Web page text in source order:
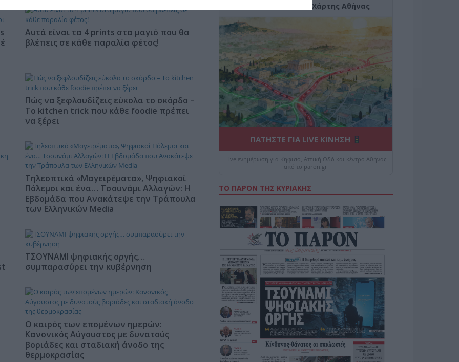
Αυτά είναι τα 4 prints στα μαγιό που θα
βλέπεις σε κάθε παραλία φέτος!
Πώς να ξεφλουδίζεις εύκολα το σκόρδο –
Το kitchen trick που κάθε foodie πρέπει
να ξέρει
Τηλεοπτικά «Μαγειρέματα», Ψηφιακοί
Πόλεμοι και ένα… Τσουνάμι Αλλαγών: Η
Εβδομάδα που Ανακάτεψε την Τράπουλα
των Ελληνικών Media
ΤΣΟΥΝΑΜΙ ψηφιακής οργής…
συμπαρασύρει την κυβέρνηση
Ο καιρός των επομένων ημερών:
Κανονικός Αύγουστος με δυνατούς
βοριάδες και σταδιακή άνοδο της
θερμοκρασίας
Κίνηση Τώρα: Live Χάρτης Αθήνας
ΠΑΤΗΣΤΕ ΓΙΑ LIVE ΚΙΝΗΣΗ
Live ενημέρωση για Κηφισό, Αττική Οδό και κέντρο Αθήνας
από το paron.gr
ΤΟ ΠΑΡΟΝ ΤΗΣ ΚΥΡΙΑΚΗΣ